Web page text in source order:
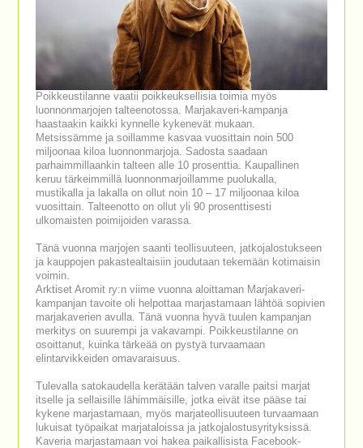
Poikkeustilanne vaatii poikkeuksellisia toimia myös
luonnonmarjojen talteenotossa. Marjakaveri-kampanja
haastaakin kaikki kynnelle kykenevät mukaan.
Metsissämme ja soillamme kasvaa vuosittain noin 500
miljoonaa kiloa luonnonmarjoja. Sadosta saadaan
parhaimmillaankin talteen alle 10 prosenttia. Kaupallinen
keruu tärkeimmillä luonnonmarjoillamme puolukalla,
mustikalla ja lakalla on ollut noin 10 – 17 miljoonaa kiloa
vuosittain. Talteenotto on ollut yli 90 prosenttisesti
ulkomaisten poimijoiden varassa.
Tänä vuonna marjojen saanti teollisuuteen, jatkojalostukseen
ja kauppojen pakastealtaisiin joudutaan tekemään kotimaisin
voimin.
Arktiset Aromit ry:n viime vuonna aloittaman Marjakaveri-
kampanjan tavoite oli helpottaa marjastamaan lähtöä sopivien
marjakaverien avulla. Tänä vuonna hyvä tuulen kampanjan
merkitys on suurempi ja vakavampi. Poikkeustilanne on
osoittanut, kuinka tärkeää on pystyä turvaamaan
elintarvikkeiden omavaraisuus.
Tulevalla satokaudella kerätään talven varalle paitsi marjat
itselle ja sellaisille lähimmäisille, jotka eivät itse pääse tai
kykene marjastamaan, myös marjateollisuuteen turvaamaan
lukuisat työpaikat marjataloissa ja jatkojalostusyrityksissä.
Kaveria marjastamaan voi hakea paikallisista Facebook-